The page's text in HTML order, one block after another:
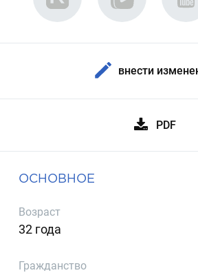
внести
PDF
ОСНОВНОЕ
Возраст
32 года
Гражданство